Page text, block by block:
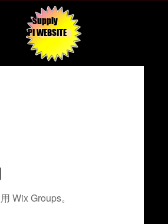
Supply
API WEBSITE
Wix Groups。